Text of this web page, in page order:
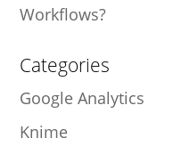
Workflows?
Categories
Google Analytics
Knime